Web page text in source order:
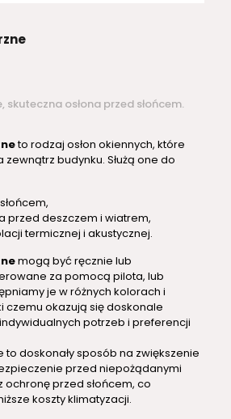
skuteczna osłona przed słońcem.
to rodzaj osłon okiennych, które
budynku. Służą one do
przed deszczem i wiatrem,
termicznej i akustycznej.
mogą być ręcznie lub
za pomocą pilota, lub
je w różnych kolorach i
czemu okazują się doskonale
potrzeb i preferencji
to doskonały sposób na zwiększenie
przed niepożądanymi
przed słońcem, co
koszty klimatyzacji.